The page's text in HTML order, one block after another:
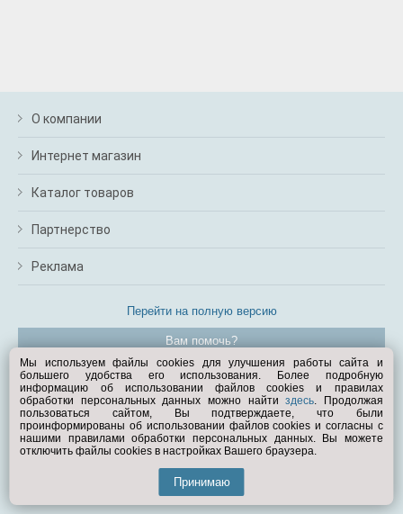
О компании
Интернет магазин
Каталог товаров
Партнерство
Реклама
Перейти на полную версию
Вам помочь?
© Exist.ru 1998—2026
Мы используем файлы cookies для улучшения работы сайта и
большего удобства его использования. Более подробную
информацию об использовании файлов cookies и правилах
обработки персональных данных можно найтиздесь. Продолжая
пользоваться сайтом, Вы подтверждаете, что были
проинформированы об использовании файлов cookies и согласны с
нашими правилами обработки персональных данных. Вы можете
отключить файлы cookies в настройках Вашего браузера.
Принимаю